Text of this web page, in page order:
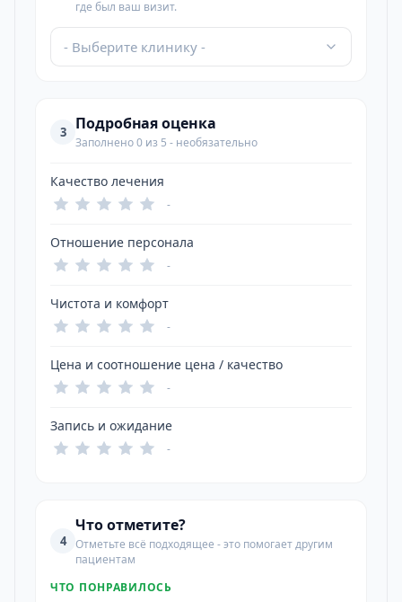
где был ваш визит.
- Выберите клинику -
3 Подробная оценка
Заполнено 0 из 5 - необязательно
Качество лечения
-
Отношение персонала
-
Чистота и комфорт
-
Цена и соотношение цена / качество
-
Запись и ожидание
-
4
Что отметите?
Отметьте всё подходящее - это помогает другим
пациентам
ЧТО ПОНРАВИЛОСЬ